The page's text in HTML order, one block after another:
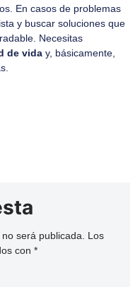
En casos de problemas
y buscar soluciones que
Necesitas
de vida y, básicamente,
será publicada.
Los
con *